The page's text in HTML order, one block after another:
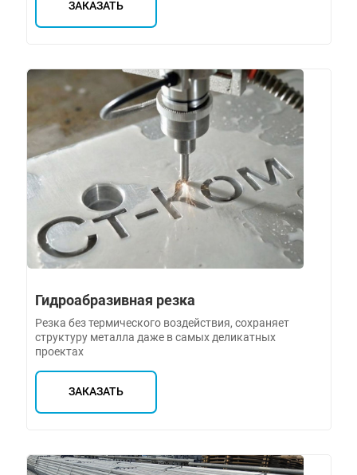
ЗАКАЗАТЬ
Гидроабразивная резка
Резка без термического воздействия, сохраняет
структуру металла даже в самых деликатных
проектах
ЗАКАЗАТЬ